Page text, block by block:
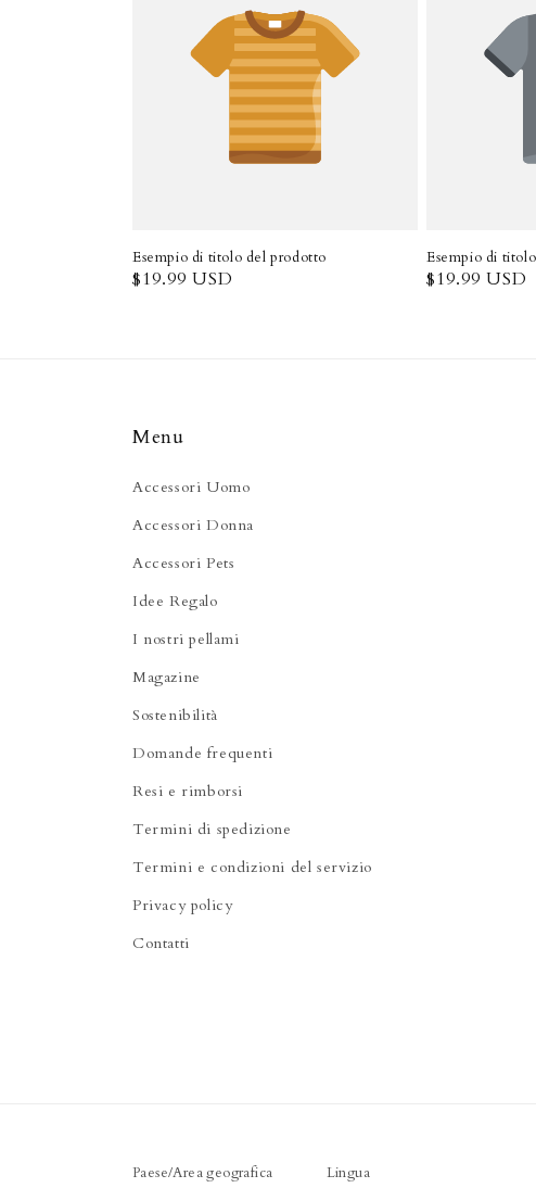
Esempio di titolo del prodotto
Prezzo
$19.99 USD
Esempio di
Prezzo
$19.99 USD
Menu
Accessori Uomo
Accessori Donna
Accessori Pets
Idee Regalo
I nostri pellami
Magazine
Sostenibilità
Domande frequenti
Resi e rimborsi
Termini di spedizione
Termini e condizioni del servizio
Privacy policy
Contatti
Paese/Area geografica Lingua